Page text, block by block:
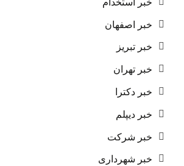
خبر اصفهان
خبر تبریز
خبر تهران
خبر دکترا
خبر دیپلم
خبر شرکت
خبر شهرداری